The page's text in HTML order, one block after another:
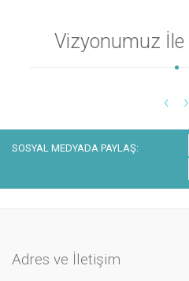
Vizyonumuz İle
‹ ›
SOSYAL MEDYADA PAYLAŞ:
Adres ve İletişim